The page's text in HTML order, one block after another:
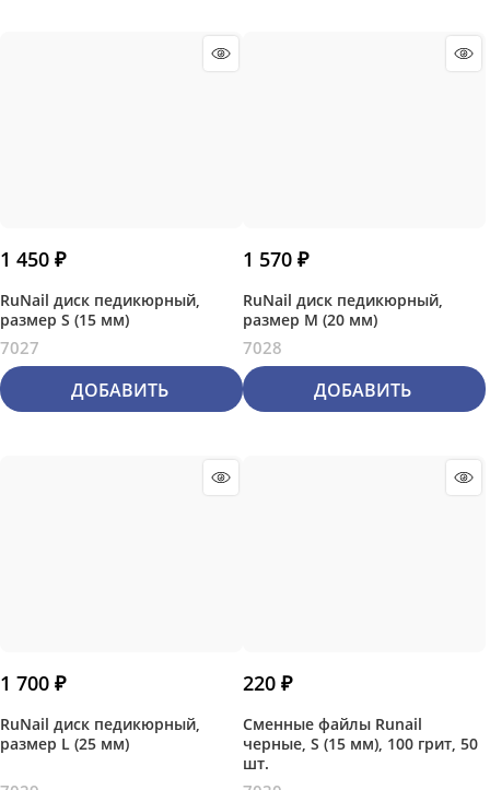
1 450 ₽
RuNail диск педикюрный,
размер S (15 мм)
7027
ДОБАВИТЬ
1 570 ₽
RuNail диск педикюрный,
размер M (20 мм)
7028
ДОБАВИТЬ
1 700 ₽
RuNail диск педикюрный,
размер L (25 мм)
220 ₽
Сменные файлы Runail
черные, S (15 мм), 100 грит, 50
шт.